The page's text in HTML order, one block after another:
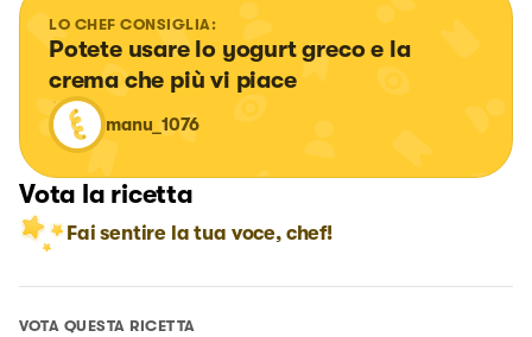
LO CHEF CONSIGLIA:
Potete usare lo yogurt greco e la
crema che più vi piace
manu_1076
Vota la ricetta
Fai sentire la tua voce, chef!
VOTA QUESTA RICETTA